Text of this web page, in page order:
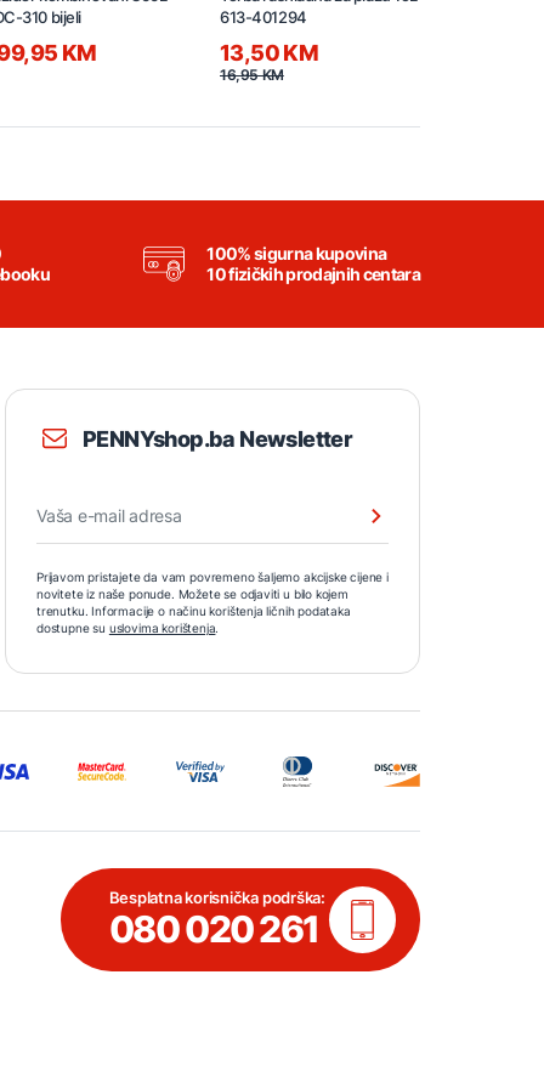
310 bijeli
KM
613-401294
13,50 KM
16,95 KM
100% sigurna kupovina
10 fizičkih prodajnih centara
PENNYshop.ba Newsletter
Prijavom pristajete da vam povremeno šaljemo akcijske cijene i
novitete iz naše ponude. Možete se odjaviti u bilo kojem
trenutku. Informacije o načinu korištenja ličnih podataka
dostupne su uslovima korištenja.
Besplatna korisnička podrška:
080 020 261